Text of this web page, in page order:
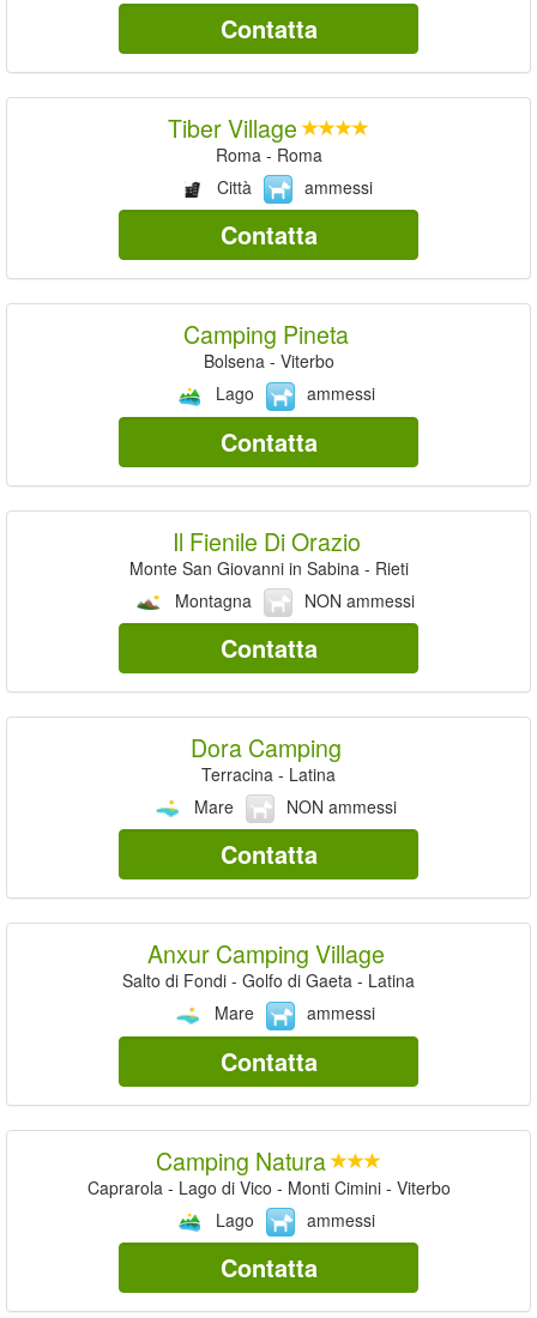
Contatta
Tiber Village
Roma - Roma
Città
ammessi
Contatta
Camping Pineta
Bolsena - Viterbo
Lago
ammessi
Contatta
Il Fienile Di Orazio
Monte San Giovanni in Sabina - Rieti
Montagna
NON ammessi
Contatta
Dora Camping
Terracina - Latina
Mare
NON ammessi
Contatta
Anxur Camping Village
Salto di Fondi - Golfo di Gaeta - Latina
Mare
ammessi
Contatta
Camping Natura
Caprarola - Lago di Vico - Monti Cimini - Viterbo
Lago
ammessi
Contatta